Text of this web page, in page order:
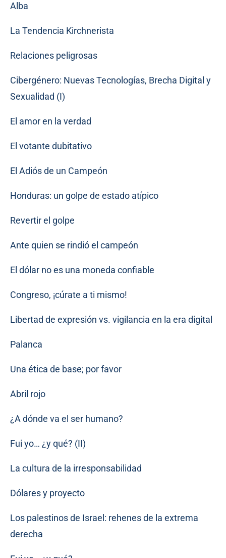
Alba
La Tendencia Kirchnerista
Relaciones peligrosas
Cibergénero: Nuevas Tecnologías, Brecha Digital y
Sexualidad (I)
El amor en la verdad
El votante dubitativo
El Adiós de un Campeón
Honduras: un golpe de estado atípico
Revertir el golpe
Ante quien se rindió el campeón
El dólar no es una moneda confiable
Congreso, ¡cúrate a ti mismo!
Libertad de expresión vs. vigilancia en la era digital
Palanca
Una ética de base; por favor
Abril rojo
¿A dónde va el ser humano?
Fui yo… ¿y qué? (II)
La cultura de la irresponsabilidad
Dólares y proyecto
Los palestinos de Israel: rehenes de la extrema
derecha